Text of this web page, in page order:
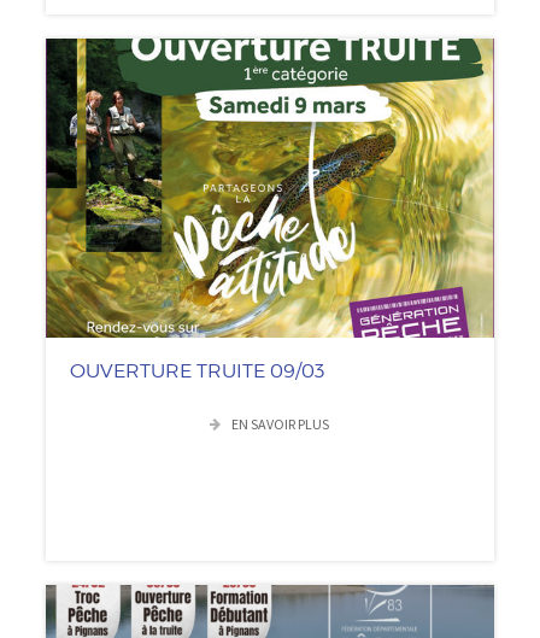
OUVERTURE TRUITE 09/03
EN SAVOIR PLUS